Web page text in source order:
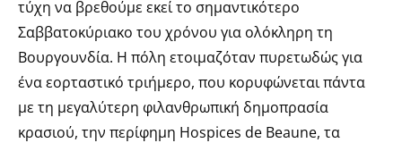
τύχη να βρεθούμε εκεί το σημαντικότερο
Σαββατοκύριακο του χρόνου για ολόκληρη τη
Βουργουνδία. Η πόλη ετοιμαζόταν πυρετωδώς για
ένα εορταστικό τριήμερο, που κορυφώνεται πάντα
με τη μεγαλύτερη φιλανθρωπική δημοπρασία
κρασιού, την περίφημη Hospices de Beaune, τα